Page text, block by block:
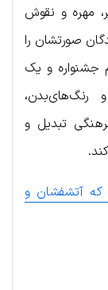
مهره و نقوش
صورتشان را
جشنواره و یک
تبدیل و
که آتشفشان و